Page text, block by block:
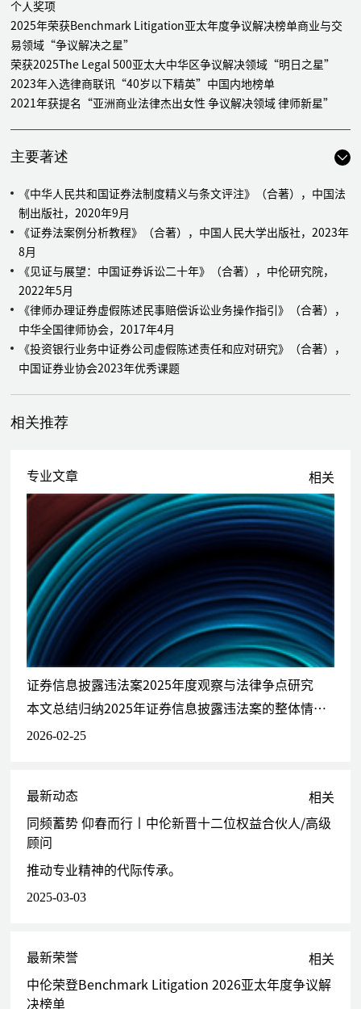
代表某证券公司应对其所涉“蓝盾股份”证券虚假陈述民事赔偿
诉讼
代表某证券公司应对其所涉“辅仁药业”证券虚假陈述民事赔偿
诉讼
代表某证券公司应对其所涉“宁波东力”证券虚假陈述民事赔偿
诉讼
代表某证券公司应对其所涉“亿阳信通”证券虚假陈述民事赔偿
诉讼
代表某证券公司应对其所涉“凯迪生态”证券虚假陈述民事赔偿
诉讼
代表某证券公司应对其所涉“同济堂”证券虚假陈述民事赔偿诉
讼
代表某证券公司应对其所涉“奇信股份”证券虚假陈述民事赔偿
诉讼
代表方正科技、保千里董监高、游久游戏股东、菱电电控、合众
思壮、商业城、实达集团、罗牛山、仁智股份、粤传媒、新力金
融、鞍重股份、中兵红箭、超华科技、安泰集团、中基健康等十
数家上市公司及其责任人应对证券虚假陈述诉讼
代表中国高科董监高参加因涉嫌信息披露违法的行政处罚听证
代表风神股份及其董事长参加因涉嫌信息披露违法的行政处罚听
证、行政复议
协助昊华能源及其董监高应对因涉嫌信息披露违法的上海证券交
易所纪律处分听证
协助圣莱达应对因涉嫌信息披露违法的行政监管调查
协助广东某上市公司应对因涉嫌信息披露违法的行政监管调查
协助北京某上市公司应对因涉嫌信息披露违法的初查
协助某基金公司应对因涉嫌违规减持的行政监管调查
代表北京某上市公司大股东参加因涉嫌违规减持的行政监管调
查、行政处罚听证和行政复议
政处罚听证
代表河南某投资者参加因涉嫌内幕交易的行政处罚听证
协助香港某基金公司应对因涉嫌内幕交易的初查
初查
协助浙江某投资者应对因涉嫌内幕交易罪的刑事调查
代表青岛东海恒信应对因涉嫌操纵ETF的行政调查、行政处罚听
证
调查
代表某会计师事务所参加因涉嫌在登云股份IPO项目中未勤勉尽
责的行政处罚听证
个人奖项
2025年荣获Benchmark Litigation亚太年度争议解决榜单商业与交
易领域“争议解决之星”
荣获2025The Legal 500亚太大中华区争议解决领域“明日之星”
2023年入选律商联讯“40岁以下精英”中国内地榜单
2021年获提名“亚洲商业法律杰出女性 争议解决领域 律师新星”
主要著述
《中华人民共和国证券法制度精义与条文评注》（合著），中国法
制出版社，2020年9月
《证券法案例分析教程》（合著），中国人民大学出版社，2023年
8月
《见证与展望：中国证券诉讼二十年》（合著），中伦研究院，
2022年5月
《律师办理证券虚假陈述民事赔偿诉讼业务操作指引》（合著），
中华全国律师协会，2017年4月
《投资银行业务中证券公司虚假陈述责任和应对研究》（合著），
中国证券业协会2023年优秀课题
相关推荐
专业文章 相关
证券信息披露违法案2025年度观察与法律争点研究
本文总结归纳2025年证券信息披露违法案的整体情况和主要法律争点，并基于此对上市公司提出证券合规治理建议。
2026-02-25
最新动态 相关
同频蓄势 仰春而行丨中伦新晋十二位权益合伙人/高级
顾问
推动专业精神的代际传承。
2025-03-03
最新荣誉 相关
中伦荣登Benchmark Litigation 2026亚太年度争议解
决榜单